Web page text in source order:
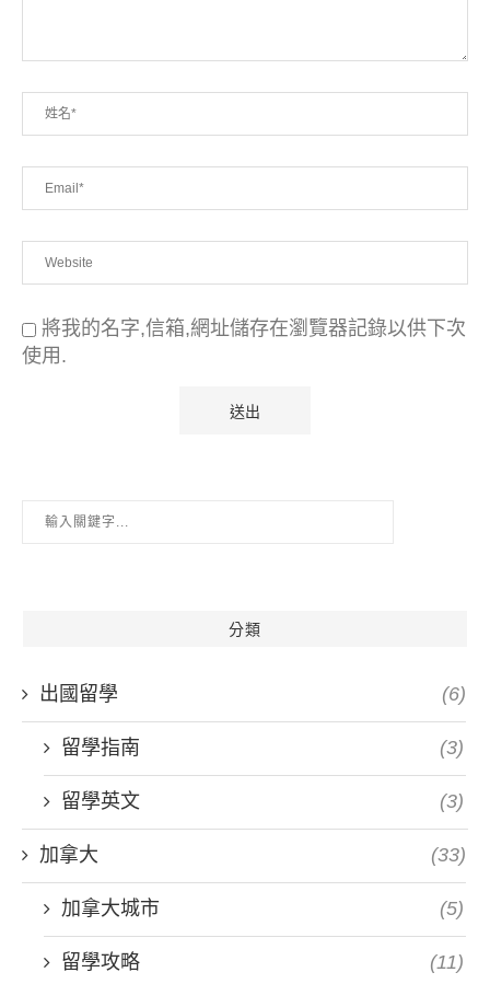
將我的名字,信箱,網址儲存在瀏覽器記錄以供下次
使用.
分類
出國留學 (6)
留學指南 (3)
留學英文 (3)
加拿大 (33)
加拿大城市 (5)
留學攻略 (11)